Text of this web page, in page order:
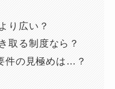
り広い？
取る制度なら？
件の見極めは…？